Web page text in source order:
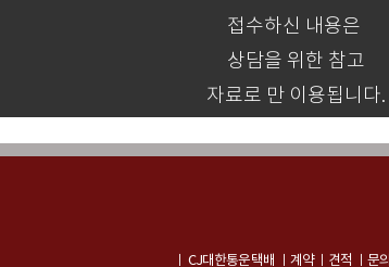
접수하신 내용은
상담을 위한 참고
자료로 만 이용됩니다.
ㅣ CJ대한통운 택배 ㅣ계약 ㅣ견적 ㅣ문의